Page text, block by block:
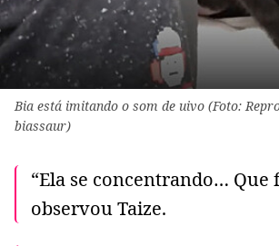
Bia está imitando o som de uivo (Foto:
biassaur)
“Ela se concentrando… Que
observou Taize.